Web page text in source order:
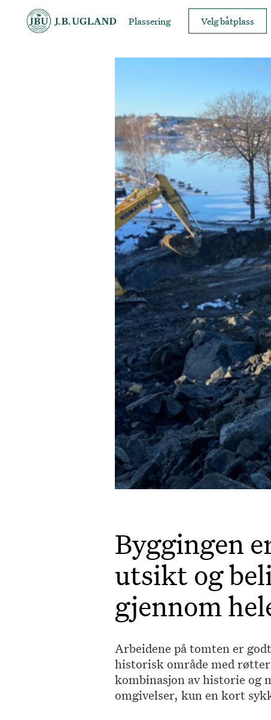
Plassering Velg båtplass
Byggingen
utsikt og
gjennom
Arbeidene på tomten er
historisk område med
kombinasjon av historie og
omgivelser, kun en kort